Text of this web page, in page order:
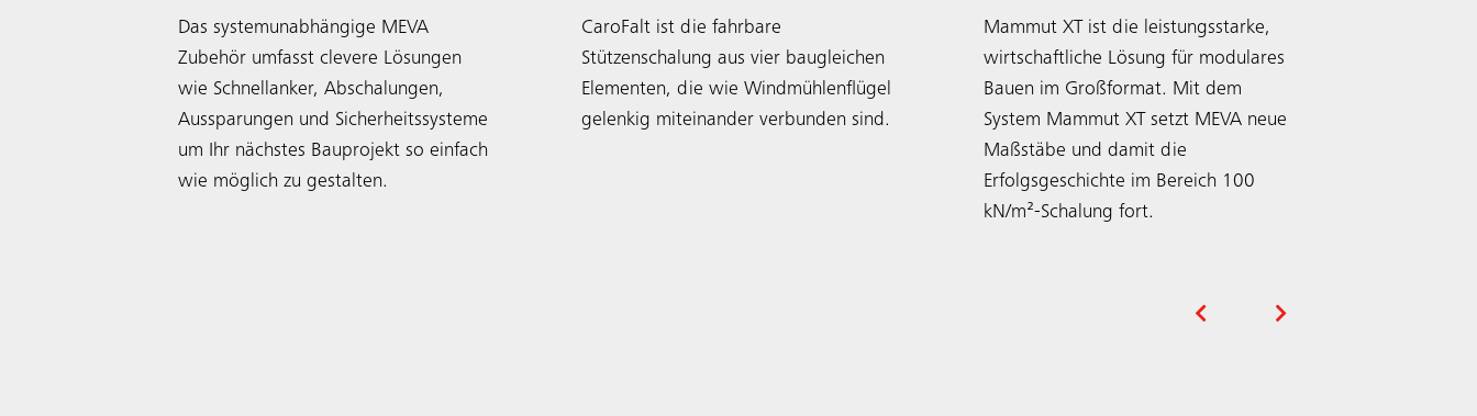
Das systemunabhängige MEVA
Zubehör umfasst clevere Lösungen
wie Schnellanker, Abschalungen,
Aussparungen und Sicherheitssysteme
um Ihr nächstes Bauprojekt so einfach
wie möglich zu gestalten.
CaroFalt ist die fahrbare
Stützenschalung aus vier baugleichen
Elementen, die wie Windmühlenflügel
gelenkig miteinander verbunden sind.
Mammut XT ist die leistungsstarke,
wirtschaftliche Lösung für modulares
Bauen im Großformat. Mit dem
System Mammut XT setzt MEVA neue
Maßstäbe und damit die
Erfolgsgeschichte im Bereich 100
kN/m²-Schalung fort.